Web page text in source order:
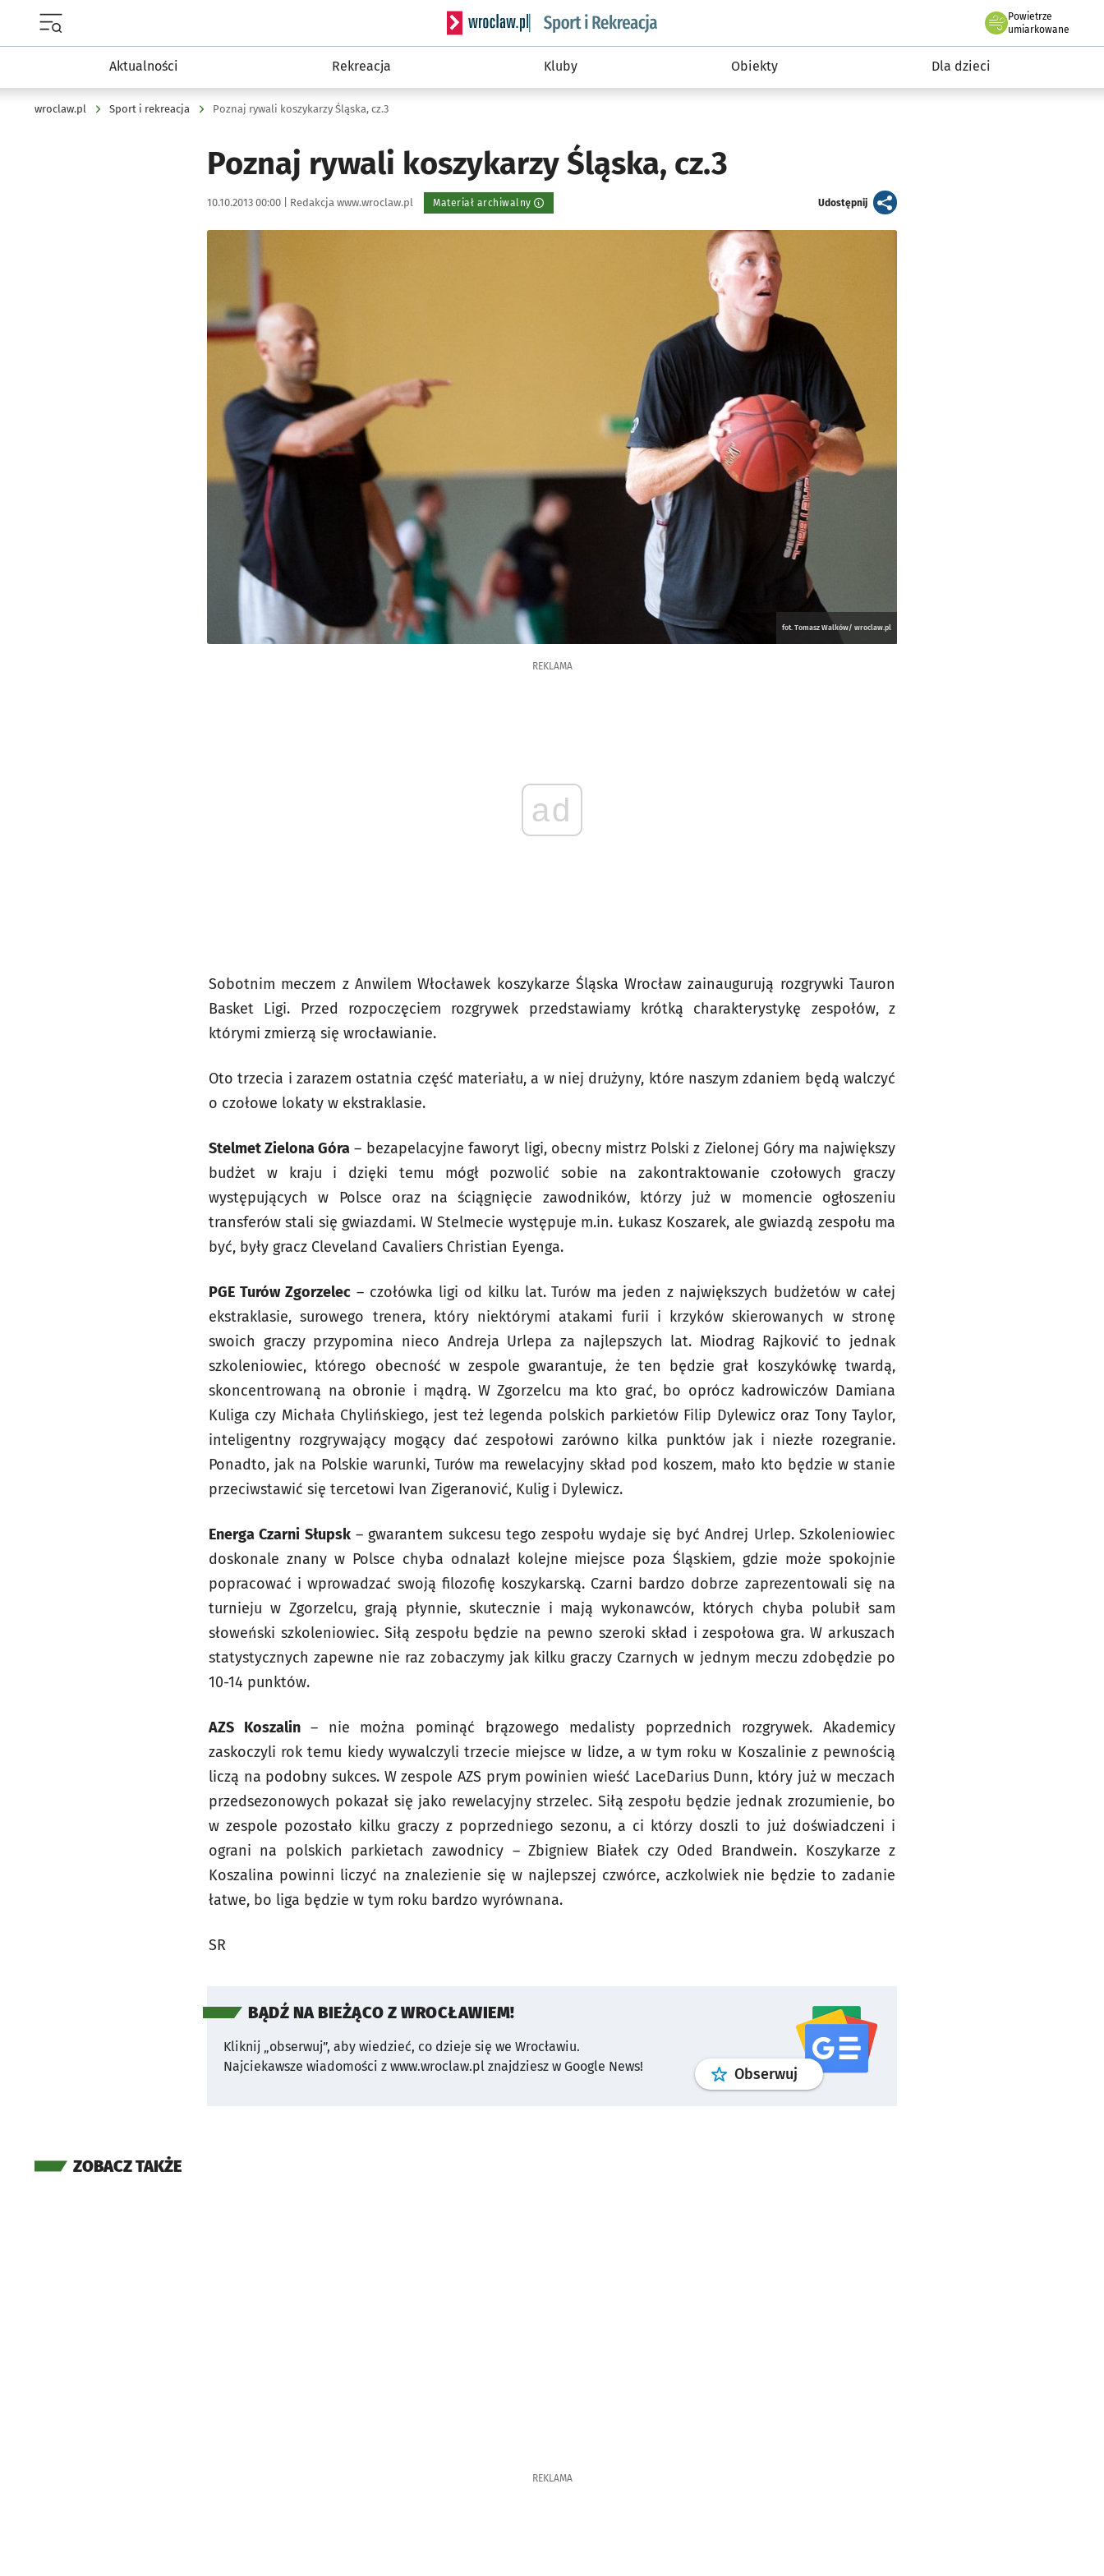
Serwis informacyjny wroclaw.pl podserwis: Sport i rekreacja
Powietrze
we Wrocławiu
umiarkowane
Aktualności Rekreacja Kluby Obiekty Dla dzieci
wroclaw.pl Sport i rekreacja Poznaj rywali koszykarzy Śląska, cz.3
Poznaj rywali koszykarzy Śląska, cz.3
Data publikacji:
10.10.2013 00:00 | Autor:
Redakcja www.wroclaw.pl Materiał archiwalny Udostępnijartykuł
fot. Tomasz Walków/ wroclaw.pl
REKLAMA
ad
Sobotnim meczem z Anwilem Włocławek koszykarze Śląska Wrocław zainaugurują rozgrywki Tauron
Basket Ligi. Przed rozpoczęciem rozgrywek przedstawiamy krótką charakterystykę zespołów, z
którymi zmierzą się wrocławianie.
Oto trzecia i zarazem ostatnia część materiału, a w niej drużyny, które naszym zdaniem będą walczyć
o czołowe lokaty w ekstraklasie.
Stelmet Zielona Góra – bezapelacyjne faworyt ligi, obecny mistrz Polski z Zielonej Góry ma największy
budżet w kraju i dzięki temu mógł pozwolić sobie na zakontraktowanie czołowych graczy
występujących w Polsce oraz na ściągnięcie zawodników, którzy już w momencie ogłoszeniu
transferów stali się gwiazdami. W Stelmecie występuje m.in. Łukasz Koszarek, ale gwiazdą zespołu ma
być, były gracz Cleveland Cavaliers Christian Eyenga.
PGE Turów Zgorzelec– czołówka ligi od kilku lat. Turów ma jeden z największych budżetów w całej
ekstraklasie, surowego trenera, który niektórymi atakami furii i krzyków skierowanych w stronę
swoich graczy przypomina nieco Andreja Urlepa za najlepszych lat. Miodrag Rajković to jednak
szkoleniowiec, którego obecność w zespole gwarantuje, że ten będzie grał koszykówkę twardą,
skoncentrowaną na obronie i mądrą. W Zgorzelcu ma kto grać, bo oprócz kadrowiczów Damiana
Kuliga czy Michała Chylińskiego, jest też legenda polskich parkietów Filip Dylewicz oraz Tony Taylor,
inteligentny rozgrywający mogący dać zespołowi zarówno kilka punktów jak i niezłe rozegranie.
Ponadto, jak na Polskie warunki, Turów ma rewelacyjny skład pod koszem, mało kto będzie w stanie
przeciwstawić się tercetowi Ivan Zigeranović, Kulig i Dylewicz.
Energa Czarni Słupsk– gwarantem sukcesu tego zespołu wydaje się być Andrej Urlep. Szkoleniowiec
doskonale znany w Polsce chyba odnalazł kolejne miejsce poza Śląskiem, gdzie może spokojnie
popracować i wprowadzać swoją filozofię koszykarską. Czarni bardzo dobrze zaprezentowali się na
turnieju w Zgorzelcu, grają płynnie, skutecznie i mają wykonawców, których chyba polubił sam
słoweński szkoleniowiec. Siłą zespołu będzie na pewno szeroki skład i zespołowa gra. W arkuszach
statystycznych zapewne nie raz zobaczymy jak kilku graczy Czarnych w jednym meczu zdobędzie po
10-14 punktów.
AZS Koszalin– nie można pominąć brązowego medalisty poprzednich rozgrywek. Akademicy
zaskoczyli rok temu kiedy wywalczyli trzecie miejsce w lidze, a w tym roku w Koszalinie z pewnością
liczą na podobny sukces. W zespole AZS prym powinien wieść LaceDarius Dunn, który już w meczach
przedsezonowych pokazał się jako rewelacyjny strzelec. Siłą zespołu będzie jednak zrozumienie, bo
w zespole pozostało kilku graczy z poprzedniego sezonu, a ci którzy doszli to już doświadczeni i
ograni na polskich parkietach zawodnicy – Zbigniew Białek czy Oded Brandwein. Koszykarze z
Koszalina powinni liczyć na znalezienie się w najlepszej czwórce, aczkolwiek nie będzie to zadanie
łatwe, bo liga będzie w tym roku bardzo wyrównana.
SR
BĄDŹ NA BIEŻĄCO Z WROCŁAWIEM!
Kliknij „obserwuj”, aby wiedzieć, co dzieje się we Wrocławiu.
Najciekawsze wiadomości z www.wroclaw.pl znajdziesz w Google News!
Obserwuj profilgoogle news
ZOBACZ TAKŻE
REKLAMA